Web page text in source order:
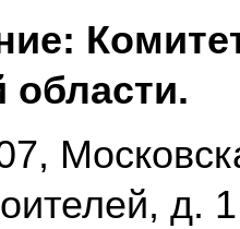
области.
д.